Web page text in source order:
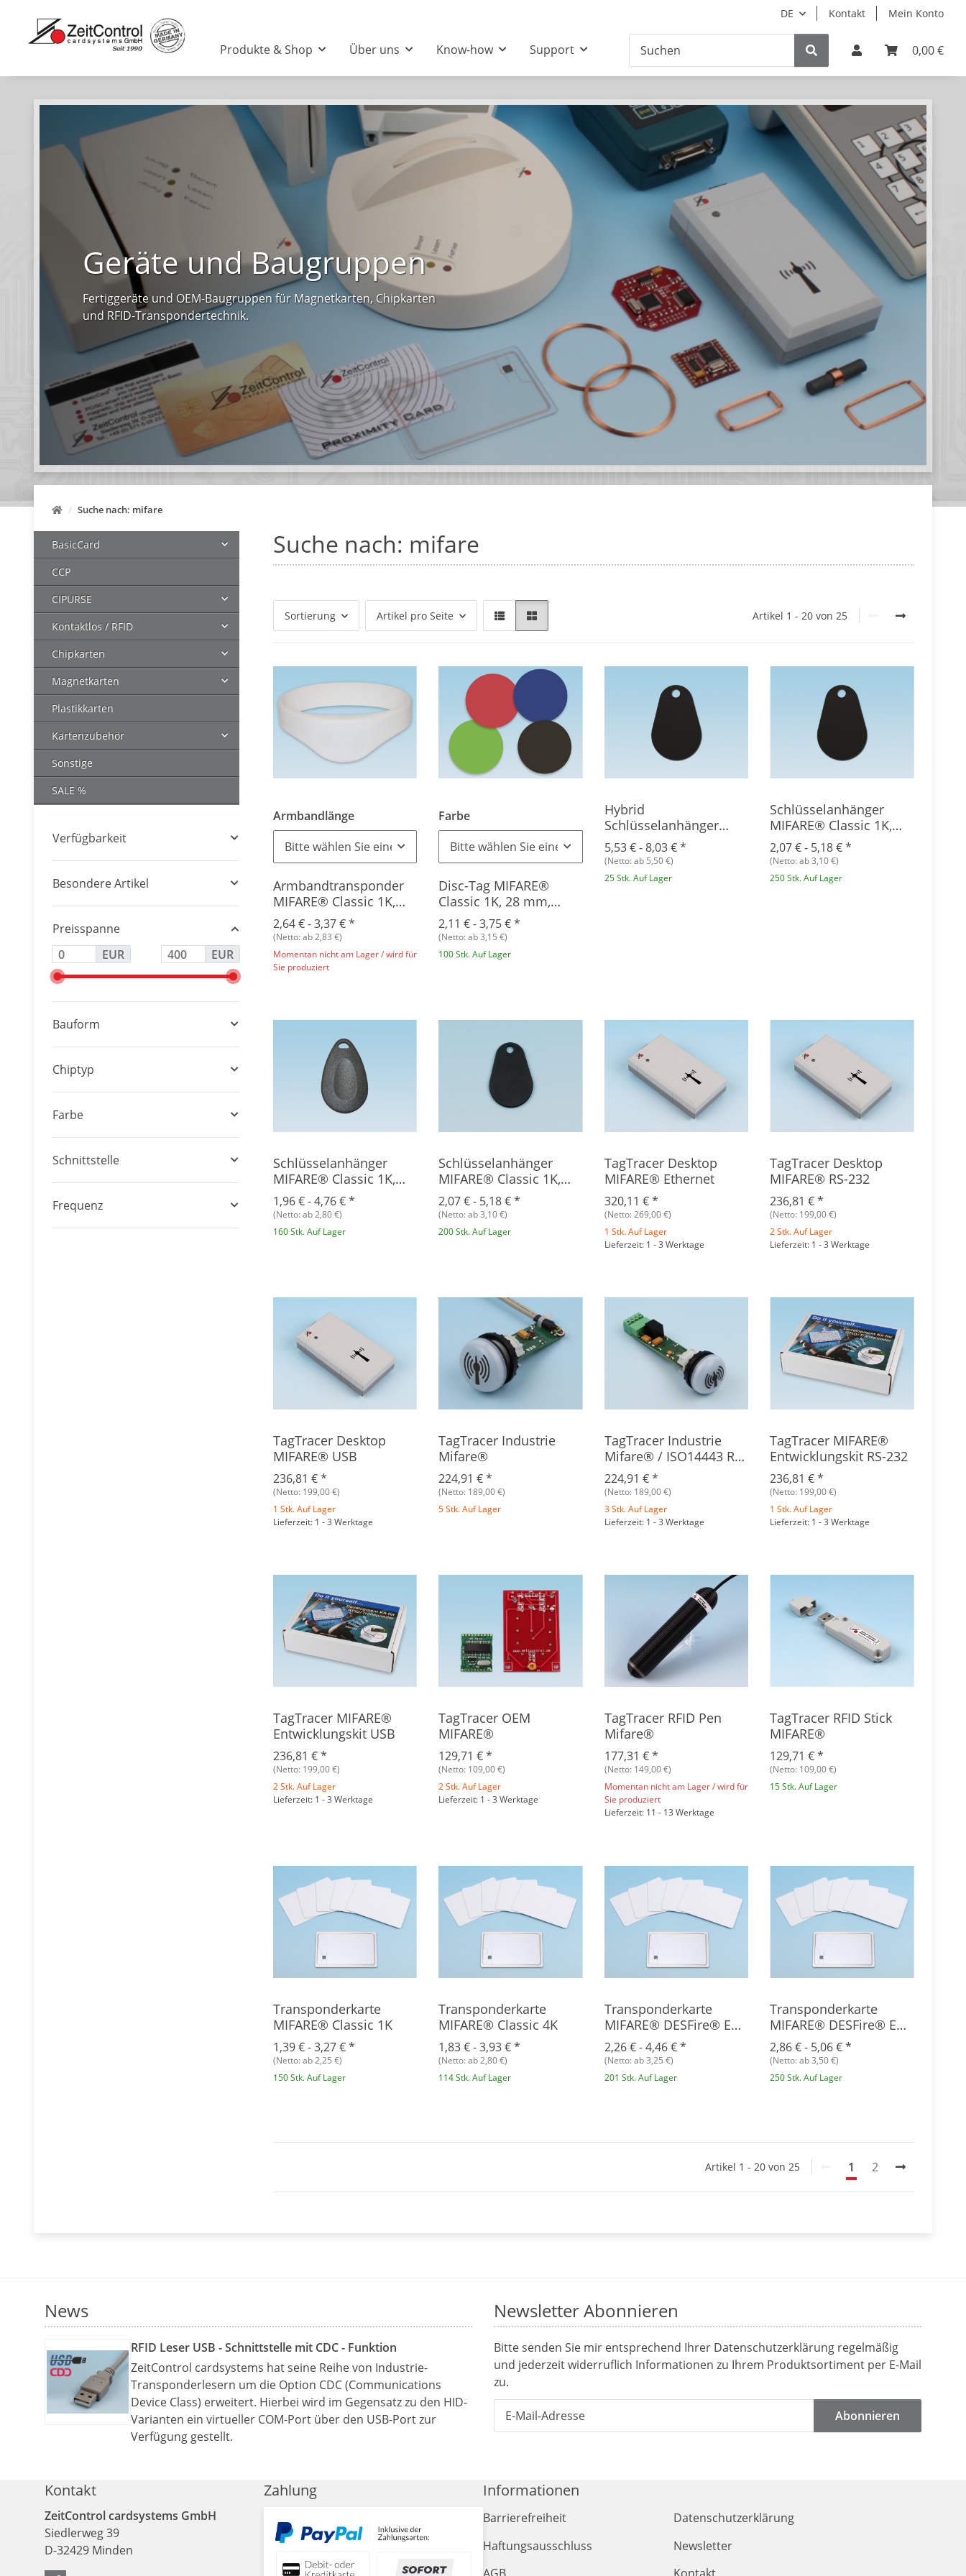
DE Kontakt Mein Konto
0,00 €
Produkte & Shop Über uns Know-how Support
Geräte und Baugruppen
Fertiggeräte und OEM-Baugruppen für Magnetkarten, Chipkarten
und RFID-Transpondertechnik.
Suche nach: mifare
Suche nach: mifare
Sortierung Artikel pro Seite Artikel 1 - 20 von 25
Armbandlänge
Bitte wählen Sie eine Variation.
Armbandtransponder
MIFARE® Classic 1K,
Silikon
2,64 € -3,37 €*
(Netto: ab 2,83 €)
Momentan nicht am Lager / wird für
Sie produziert
Farbe
Bitte wählen Sie eine Variation.
Disc-Tag MIFARE®
Classic 1K, 28 mm,
Plastik
2,11 € -3,75 €*
(Netto: ab 3,15 €)
100 Stk. Auf Lager
Hybrid
Schlüsselanhänger
MIFARE® Classic 1K +
EM4200, Epoxy
5,53 € -8,03 €*
(Netto: ab 5,50 €)
25 Stk. Auf Lager
Schlüsselanhänger
MIFARE® Classic 1K,
Epoxy
2,07 € - 5,18 €*
(Netto: ab 3,10 €)
250 Stk. Auf Lager
Schlüsselanhänger
MIFARE® Classic 1K,
Plastik
1,96 € -4,76 €*
(Netto: ab 2,80 €)
160 Stk. Auf Lager
Schlüsselanhänger
MIFARE® Classic 1K,
Polyamid
2,07 € - 5,18 €*
(Netto: ab 3,10 €)
200 Stk. Auf Lager
TagTracer Desktop
MIFARE® Ethernet
320,11 €*
(Netto: 269,00 €)
1 Stk. Auf Lager
Lieferzeit: 1 - 3 Werktage
TagTracer Desktop
MIFARE® RS-232
236,81 €*
(Netto: 199,00 €)
2 Stk. Auf Lager
Lieferzeit: 1 - 3 Werktage
TagTracer Desktop
MIFARE® USB
236,81 €*
(Netto: 199,00 €)
1 Stk. Auf Lager
Lieferzeit: 1 - 3 Werktage
TagTracer Industrie
Mifare®
224,91 €*
(Netto: 189,00 €)
5 Stk. Auf Lager
TagTracer Industrie
Mifare® / ISO14443 RS-
485
224,91 €*
(Netto: 189,00 €)
3 Stk. Auf Lager
Lieferzeit: 1 - 3 Werktage
TagTracer MIFARE®
Entwicklungskit RS-232
236,81 €*
(Netto: 199,00 €)
1 Stk. Auf Lager
Lieferzeit: 1 - 3 Werktage
TagTracer MIFARE®
Entwicklungskit USB
236,81 €*
(Netto: 199,00 €)
2 Stk. Auf Lager
Lieferzeit: 1 - 3 Werktage
TagTracer OEM
MIFARE®
129,71 €*
(Netto: 109,00 €)
2 Stk. Auf Lager
Lieferzeit: 1 - 3 Werktage
TagTracer RFID Pen
Mifare®
177,31 €*
(Netto: 149,00 €)
Momentan nicht am Lager / wird für
Sie produziert
Lieferzeit: 11 - 13 Werktage
TagTracer RFID Stick
MIFARE®
129,71 €*
(Netto: 109,00 €)
15 Stk. Auf Lager
Transponderkarte
MIFARE® Classic 1K
1,39 € -3,27 €*
(Netto: ab 2,25 €)
150 Stk. Auf Lager
Transponderkarte
MIFARE® Classic 4K
1,83 € -3,93 €*
(Netto: ab 2,80 €)
114 Stk. Auf Lager
Transponderkarte
MIFARE® DESFire® EV1
4K
2,26 € -4,46 €*
(Netto: ab 3,25 €)
201 Stk. Auf Lager
Transponderkarte
MIFARE® DESFire® EV1
8K
2,86 € - 5,06 €*
(Netto: ab 3,50 €)
250 Stk. Auf Lager
Artikel 1 - 20 von 25 1 2
BasicCard
CCP
CIPURSE
Kontaktlos / RFID
Chipkarten
Magnetkarten
Plastikkarten
Kartenzubehör
Sonstige
SALE %
Verfügbarkeit
Besondere Artikel
Preisspanne
EUR
EUR
Bauform
Chiptyp
Farbe
Schnittstelle
Frequenz
News
RFID Leser USB - Schnittstelle mit CDC - Funktion
ZeitControl cardsystems hat seine Reihe von Industrie-
Transponderlesern um die Option CDC (Communications
Device Class) erweitert. Hierbei wird im Gegensatz zu den HID-
Varianten ein virtueller COM-Port über den USB-Port zur
Verfügung gestellt.
Newsletter Abonnieren
Bitte senden Sie mir entsprechend Ihrer Datenschutzerklärung regelmäßig
und jederzeit widerruflich Informationen zu Ihrem Produktsortiment per E-Mail
zu.
Abonnieren
Kontakt
ZeitControl cardsystems GmbH
Siedlerweg 39
D-32429 Minden
Zahlung Informationen
Barrierefreiheit
Datenschutzerklärung
Haftungsausschluss
Newsletter